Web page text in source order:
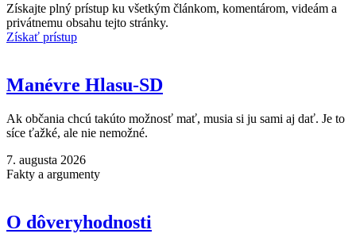
Získajte plný prístup ku všetkým článkom, komentárom, videám a
privátnemu obsahu tejto stránky.
Získať prístup
Manévre Hlasu-SD
Ak občania chcú takúto možnosť mať, musia si ju sami aj dať. Je to
síce ťažké, ale nie nemožné.
7. augusta 2026
Fakty a argumenty
O dôveryhodnosti